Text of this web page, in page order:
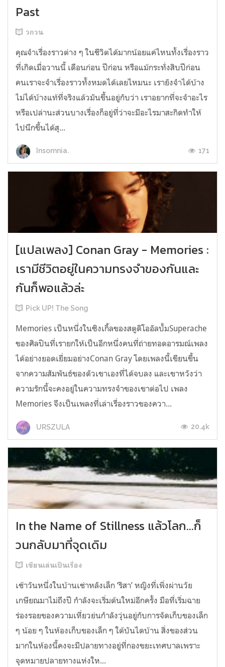
Past
วกวน
คุณจำเรื่องราวต่าง ๆ ในชีวิตได้มากน้อยแค่ไหนทั้งเรื่องราว
ที่เกิดเมื่อวานนี้ เดือนก่อน ปีก่อน หรือแม้กระทั่งสิบปีก่อน
คนเราจะจำเรื่องราวทั้งหมดได้เลยไหมนะ เรายังจำได้บ้าง
ไม่ได้บ้างแท้ที่จริงแล้วมันขึ้นอยู่กับว่า เราอยากที่จะจำอะไร
หรือเปล่านะส่วนบางเรื่องก็อยู่ที่ว่าจะมีอะไรมาสะกิดทำให้
ไปนึกขึ้นได้สุ...
Insomnia. 171
[แปลเพลง] Conan Gray - Memories :
เรามีชีวิตอยู่ในความทรงจำของกันและ
กันก็พอแล้วล่ะ
Pick UP! The Song
Memories เป็นหนึ่งในซิงเกิ้ลของสตูดิโออัลบั้มSuperache
ของศิลปินที่เรายกให้เป็นอีกหนึ่งคนที่ถ่ายทอดอารมณ์เพลง
ได้อย่างยอดเยี่ยมอย่างConan Gray โดยเพลงนี้เขียนขึ้น
จากความสัมพันธ์ของตัวเขาเองที่ได้จบลง และเขาหวังว่า
ความรักนี้จะคงอยู่ในความทรงจำของเขาต่อไป เพลง
Memories จึงเป็นเพลงที่เล่าเรื่องราวของควา...
URSZULA 20.4k
In the Name of Stillness แล้วโลก...ก็
วนกลับมาที่จุดเดิม
เขียนเล่นเป็นเรื่อง
เช้าวันหนึ่งในบ้านเช่าหลังเล็ก ‘ริสา’ หญิงที่เพิ่งผ่านวัย
เกษียณมาไม่ถึงปี กำลังจะเริ่มต้นใหม่อีกครั้ง มือที่เริ่มฉาย
ร่องรอยของความเหี่ยวย่นกำลังวุ่นอยู่กับการจัดเก็บของเล็ก
ๆ น้อย ๆ ในห้องเก็บของเล็ก ๆ ใต้บันไดบ้าน สิ่งของส่วน
มากในห้องนี้คงจะมีปลายทางอยู่ที่กองขยะเทศบาลเพราะ
จุดหมายปลายทางแห่งให...